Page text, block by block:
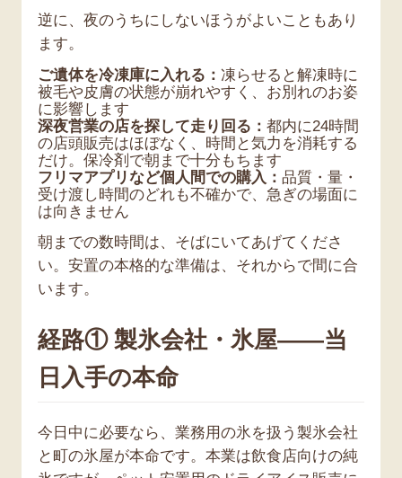
逆に、夜のうちにしないほうがよいこともあり
ます。
ご遺体を冷凍庫に入れる： 凍らせると解凍時に
被毛や皮膚の状態が崩れやすく、お別れのお姿
に影響します
深夜営業の店を探して走り回る： 都内に24時間
の店頭販売はほぼなく、時間と気力を消耗する
だけ。保冷剤で朝まで十分もちます
フリマアプリなど個人間での購入： 品質・量・
受け渡し時間のどれも不確かで、急ぎの場面に
は向きません
朝までの数時間は、そばにいてあげてくださ
い。安置の本格的な準備は、それからで間に合
います。
経路① 製氷会社・氷屋——当
日入手の本命
今日中に必要なら、業務用の氷を扱う製氷会社
と町の氷屋が本命です。本業は飲食店向けの純